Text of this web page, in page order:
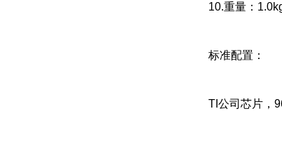
10.重量：
标准配置：
TI公司芯片，